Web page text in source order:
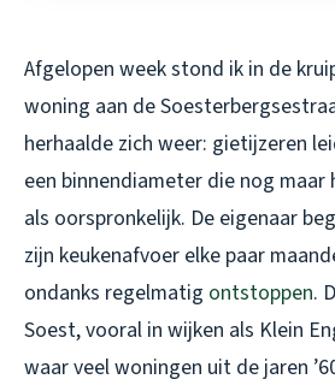
Afgelopen week stond ik in de
woning aan de
herhaalde zich weer: gietijzeren
een binnendiameter die nog
als oorspronkelijk. De eigenaar
zijn keukenafvoer elke paar
ondanks regelmatig ontstoppen.
Soest, vooral in wijken als Klein
waar veel woningen uit de jaren